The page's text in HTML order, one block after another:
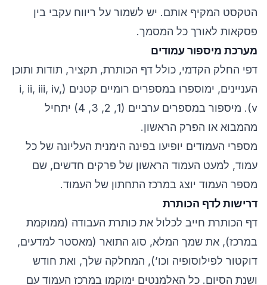
הטקסט המקיף אותם. יש לשמור על ריווח עקבי בין
פסקאות לאורך כל המסמך.
מערכת מיספור עמודים
דפי החלק הקדמי, כולל דף הכותרת, תקציר, תודות ותוכן
העניינים, ימוספרו במספרים רומיים קטנים (i, ii, iii, iv,
v). מיספור במספרים ערביים (1, 2, 3, 4) יתחיל
מהמבוא או הפרק הראשון.
מספרי העמודים יופיעו בפינה הימנית העליונה של כל
עמוד, למעט העמוד הראשון של פרקים חדשים, שם
מספר העמוד יוצג במרכז התחתון של העמוד.
דרישות לדף הכותרת
דף הכותרת חייב לכלול את כותרת העבודה (ממוקמת
במרכז), את שמך המלא, סוג התואר (מאסטר למדעים,
דוקטור לפילוסופיה וכו’), המחלקה שלך, ואת חודש
ושנת הסיום. כל האלמנטים ימוקמו במרכז העמוד עם